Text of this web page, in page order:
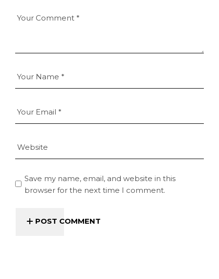
Save my name, email, and website in this
browser for the next time I comment.
POST COMMENT